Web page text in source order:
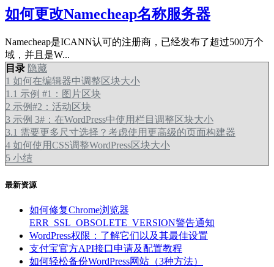
如何更改Namecheap名称服务器
Namecheap是ICANN认可的注册商，已经发布了超过500万个
域，并且是W...
目录 隐藏
1 如何在编辑器中调整区块大小
1.1 示例 #1：图片区块
2 示例#2：活动区块
3 示例 3#：在WordPress中使用栏目调整区块大小
3.1 需要更多尺寸选择？考虑使用更高级的页面构建器
4 如何使用CSS调整WordPress区块大小
5 小结
最新资源
如何修复Chrome浏览器
ERR_SSL_OBSOLETE_VERSION警告通知
WordPress权限：了解它们以及其最佳设置
支付宝官方API接口申请及配置教程
如何轻松备份WordPress网站（3种方法）